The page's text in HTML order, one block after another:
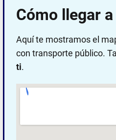
Cómo llegar
Aquí te mostramos el
con transporte público.
ti.